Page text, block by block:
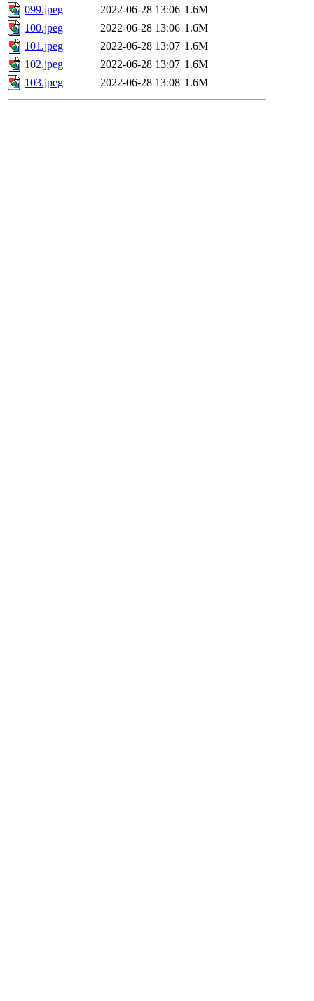
099.jpeg 2022-06-28 13:06 1.6M
100.jpeg
2022-06-28 13:06 1.6M
101.jpeg
2022-06-28 13:07 1.6M
102.jpeg
2022-06-28 13:07 1.6M
103.jpeg
2022-06-28 13:08 1.6M